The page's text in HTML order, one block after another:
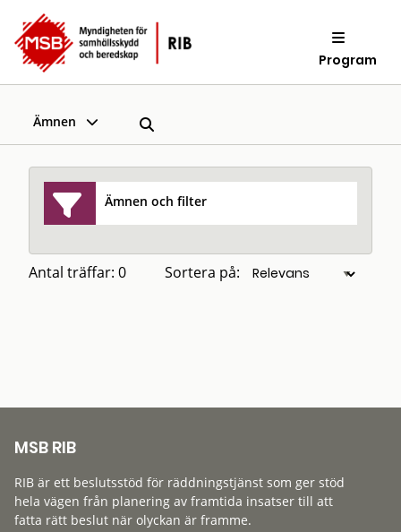
Program
Ämnen
Ämnen och filter
Antal träffar: 0 Sortera på:
MSB RIB
RIB är ett beslutsstöd för räddningstjänst som ger stöd
hela vägen från planering av framtida insatser till att
fatta rätt beslut när olyckan är framme.